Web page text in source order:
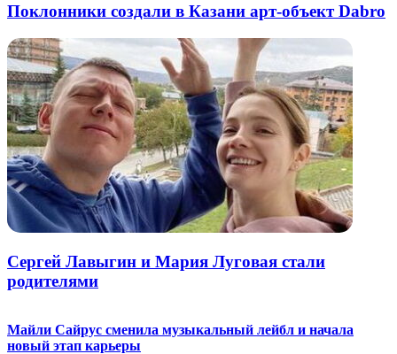
Поклонники создали в Казани арт-объект Dabro
Сергей Лавыгин и Мария Луговая стали
родителями
Майли Сайрус сменила музыкальный лейбл и начала
новый этап карьеры